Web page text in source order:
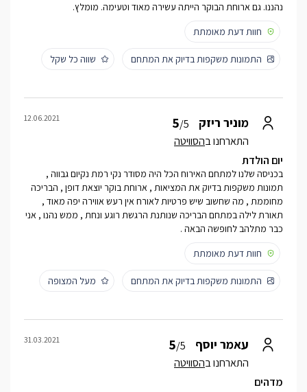
נהננו. גם ארוחת הבוקר הייתה עשירה מאוד וטעימה. מומלץ.
חוות דעת מאומתת
התמונות משקפות בדיוק את המתחם שווה כל שקל
מוניר ריזק 5/5
התארחנו בהסוויטה
12.06.2021
יום הולדת
בכניסה שלנו למתחם האירוח הכל היה מסודר נקי רמת נקיום גבווה ,
תמונות משקפות בדיוק את המציאות , ארוחת בוקר יוצאת דופן , הבריכה
מחוממת , מה שחשוב שיש פרטיות לאורח אין רעש אווירה יפה מאוד ,
תאורת לילה במתחם הבריכה שנותנת הרגשת רוגע ונחת , ממש נהנו , אני
כבר מתלהב לחופשה הבאה .
חוות דעת מאומתת
התמונות משקפות בדיוק את המתחם מעל המצופה
עאמר יוסף 5/5
התארחנו בהסוויטה
31.03.2021
מדהים